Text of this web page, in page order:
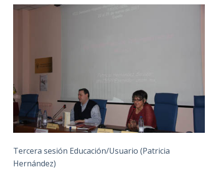
Tercera sesión Educación/Usuario (Patricia
Hernández)